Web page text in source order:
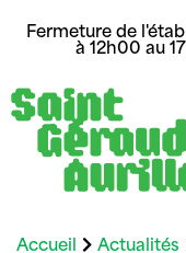
Fermeture de
à 12h00 au
Accueil Actualités